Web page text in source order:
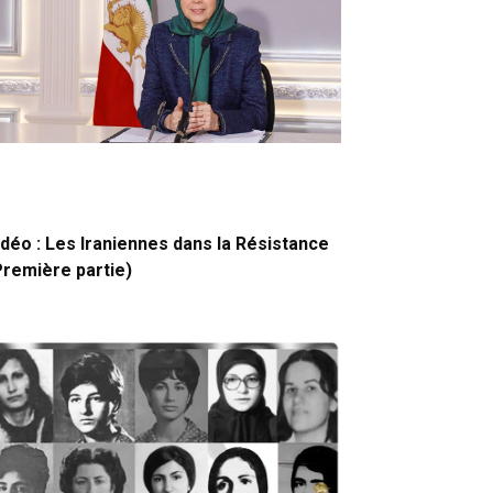
: Les Iraniennes dans la Résistance
partie)